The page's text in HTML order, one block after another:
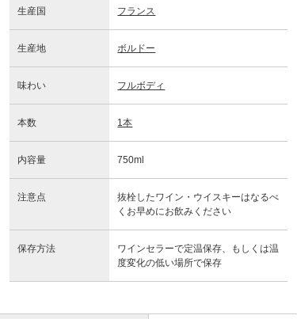
生産国 フランス
生産地 ボルドー
味わい フルボディ
本数 1本
内容量 750ml
注意点
抜栓したワイン・ウイスキーはなるべ
くお早めにお飲みください
保存方法
ワインセラーで定温保存、もしくは温
度変化の低い場所で保存